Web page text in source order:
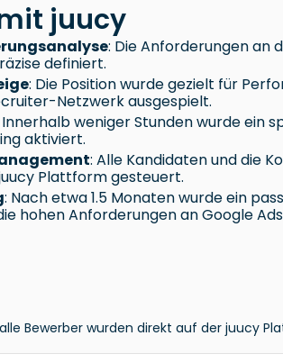
juucy
: Die Anforderungen an
definiert.
: Die Position wurde gezielt für
Netzwerk ausgespielt.
Innerhalb weniger Stunden wurde ein
aktiviert.
: Alle Kandidaten und die
Plattform gesteuert.
: Nach etwa 1.5 Monaten wurde ein
hohen Anforderungen an Google
Bewerber wurden direkt auf der juucy